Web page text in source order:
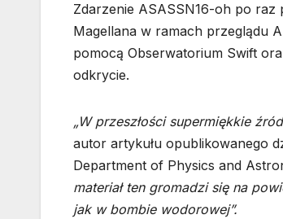
Zdarzenie ASASSN16-oh po raz
Magellana w ramach przeglądu
pomocą Obserwatorium Swift
odkrycie.
„W przeszłości supermiękkie
autor artykułu opublikowanego
Department of Physics and
materiał ten gromadzi się na
jak w bombie wodorowej”.